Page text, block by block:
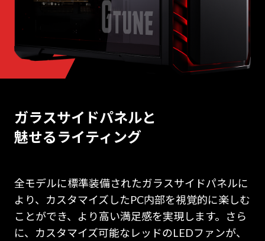
ガラスサイドパネルと
魅せるライティング
全モデルに標準装備されたガラスサイドパネルに
より、カスタマイズしたPC内部を視覚的に楽しむ
ことができ、より高い満足感を実現します。さら
に、カスタマイズ可能なレッドのLEDファンが、